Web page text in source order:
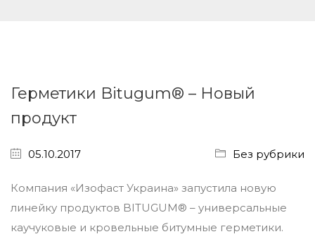
Герметики Bitugum® – Новый
продукт
05.10.2017 Без рубрики
Компания «Изофаст Украина» запустила новую
линейку продуктов BITUGUM® – универсальные
каучуковые и кровельные битумные герметики.